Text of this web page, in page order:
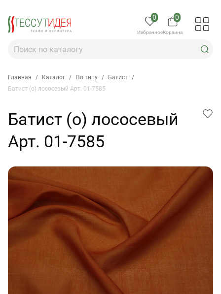
0
Избранное
0
Корзина
Главная / Каталог / По типу / Батист /
Батист (о) лососевый Арт. 01-7585
Батист (о) лососевый
Арт. 01-7585